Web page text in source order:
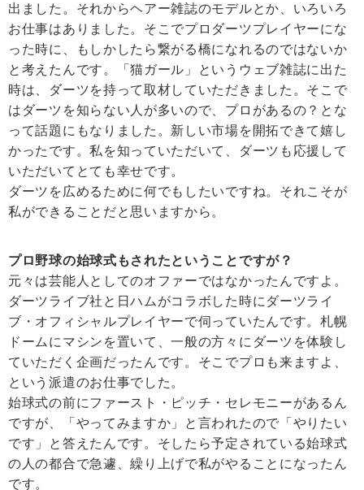
出ました。それからヘアー雑誌のモデルとか、いろいろ
お仕事はありました。そこでプロダーツプレイヤーにな
った時に、もしかしたら繋がる橋になれるのではないか
と考えたんです。「猫ガール」というウェブ雑誌に出た
時は、ダーツを持って取材していただきました。そこで
はダーツを知らない人が多いので、プロがあるの？とな
って話題にもなりました。新しい市場を開拓できて嬉し
かったです。私を知っていただいて、ダーツも応援して
いただいてとても幸せです。
ダーツを広めるために何でもしたいですね。それこそが
私ができることだと思いますから。
プロ野球の始球式もされたということですが？
元々は芸能人としてのオファーではなかったんですよ。
ダーツライブ社と日ハムがコラボした時にダーツライ
ブ・オフィシャルプレイヤーで伺っていたんです。札幌
ドームにマシンを置いて、一般の方々にダーツを体験し
ていただく企画だったんです。そこでプロも来ますよ、
という派遣のお仕事でした。
始球式の前にファースト・ピッチ・セレモニーがあるん
ですが、「やってみますか」と言われたので「やりたい
です」と答えたんです。そしたら予定されている始球式
の人の都合で急遽、繰り上げで私がやることになったん
です。